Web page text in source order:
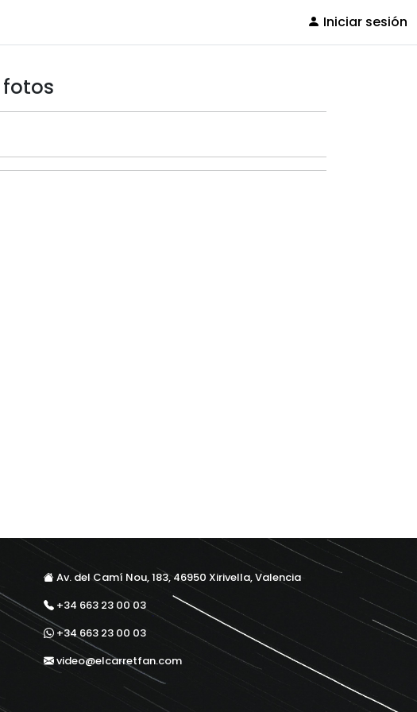
Iniciar sesión
fotos
Av. del Camí Nou, 183, 46950 Xirivella, Valencia
+34 663 23 00 03
+34 663 23 00 03
video@elcarretfan.com